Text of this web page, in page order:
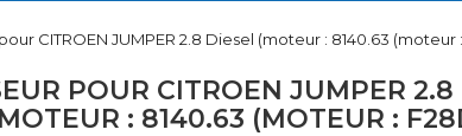
CITROEN JUMPER 2.8 Diesel (moteur : 8140.63 (moteur
POUR CITROEN JUMPER 2.8
: 8140.63 (MOTEUR :